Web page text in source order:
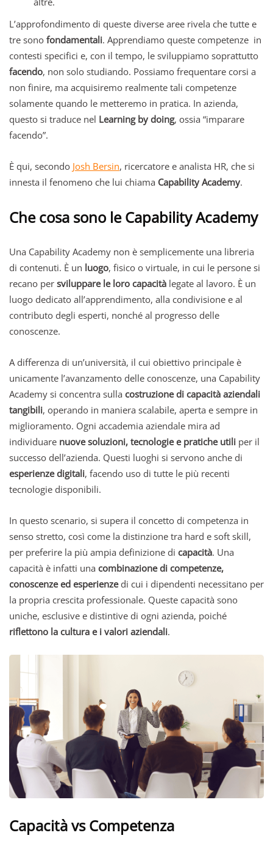
L’approfondimento di queste diverse aree rivela che tutte e
tre sono fondamentali. Apprendiamo queste competenze in
contesti specifici e, con il tempo, le sviluppiamo soprattutto
facendo, non solo studiando. Possiamo frequentare corsi a
non finire, ma acquisiremo realmente tali competenze
solamente quando le metteremo in pratica. In azienda,
questo si traduce nel Learning by doing, ossia “imparare
facendo”.
È qui, secondo Josh Bersin, ricercatore e analista HR, che si
innesta il fenomeno che lui chiama Capability Academy.
Che cosa sono le Capability Academy
Una Capability Academy non è semplicemente una libreria
di contenuti. È un luogo, fisico o virtuale, in cui le persone si
recano per sviluppare le loro capacità legate al lavoro. È un
luogo dedicato all’apprendimento, alla condivisione e al
contributo degli esperti, nonché al progresso delle
conoscenze.
A differenza di un’università, il cui obiettivo principale è
unicamente l’avanzamento delle conoscenze, una Capability
Academy si concentra sulla costruzione di capacità aziendali
tangibili, operando in maniera scalabile, aperta e sempre in
miglioramento. Ogni accademia aziendale mira ad
individuare nuove soluzioni, tecnologie e pratiche utili per il
successo dell’azienda. Questi luoghi si servono anche di
esperienze digitali, facendo uso di tutte le più recenti
tecnologie disponibili.
In questo scenario, si supera il concetto di competenza in
senso stretto, così come la distinzione tra hard e soft skill,
per preferire la più ampia definizione di capacità. Una
capacità è infatti una combinazione di competenze,
conoscenze ed esperienzedi cui i dipendenti necessitano per
la propria crescita professionale. Queste capacità sono
uniche, esclusive e distintive di ogni azienda, poiché
riflettono la cultura e i valori aziendali.
Capacità vs Competenza